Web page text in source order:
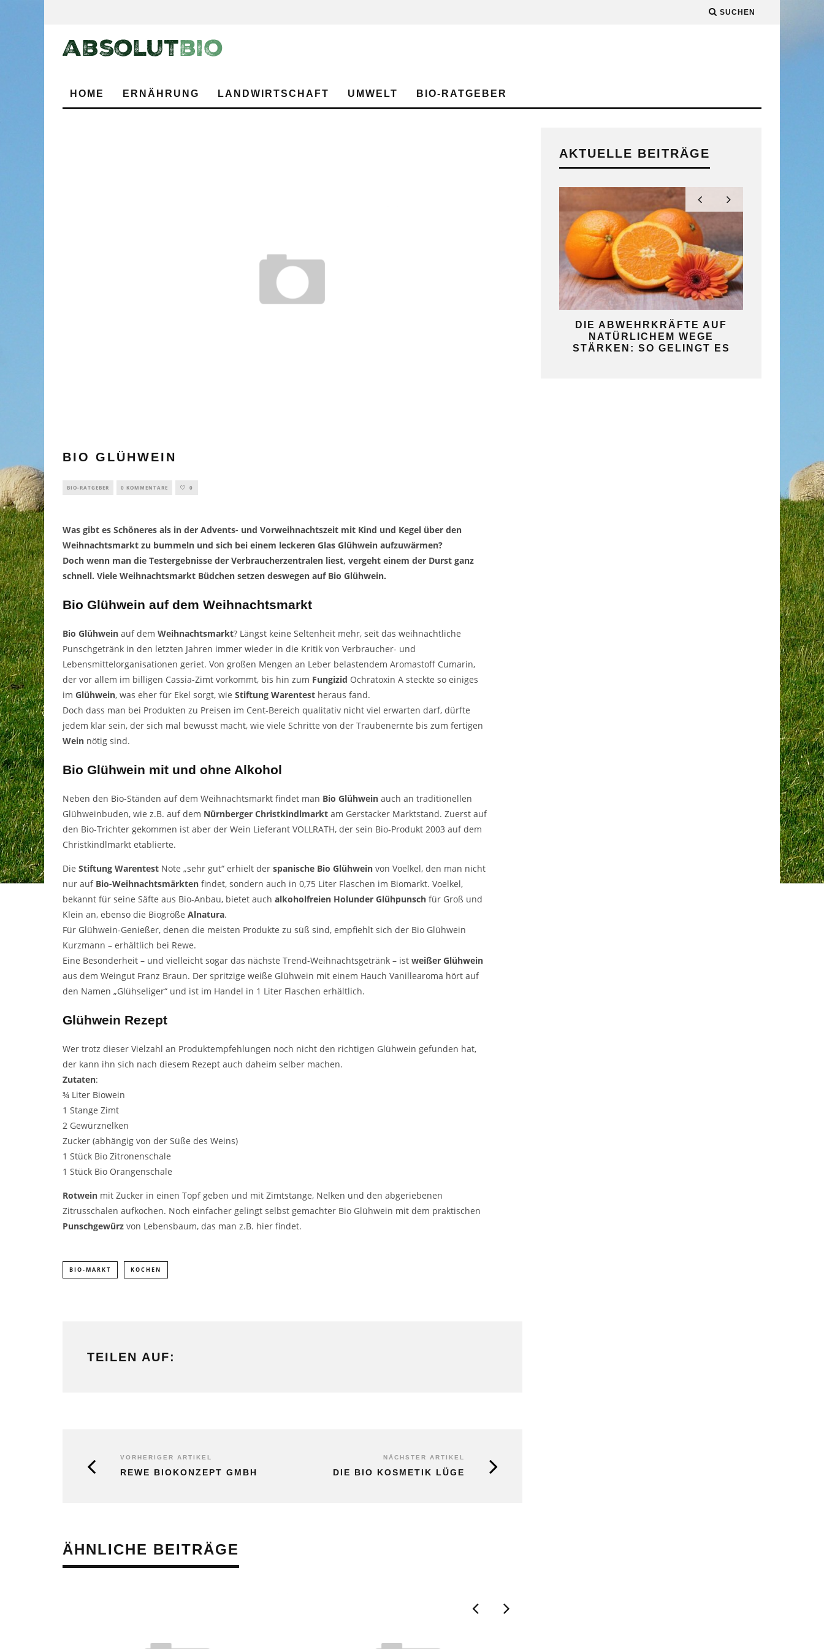
SUCHEN
HOME ERNÄHRUNG LANDWIRTSCHAFT UMWELT BIO-RATGEBER
BIO GLÜHWEIN
BIO-RATGEBER 0 KOMMENTARE 0
Was gibt es Schöneres als in der Advents- und Vorweihnachtszeit mit Kind und Kegel über den
Weihnachtsmarkt zu bummeln und sich bei einem leckeren Glas Glühwein aufzuwärmen?
Doch wenn man die Testergebnisse der Verbraucherzentralen liest, vergeht einem der Durst ganz
schnell. Viele Weihnachtsmarkt Büdchen setzen deswegen auf Bio Glühwein.
Bio Glühwein auf dem Weihnachtsmarkt
Bio Glühwein auf dem Weihnachtsmarkt? Längst keine Seltenheit mehr, seit das weihnachtliche
Punschgetränk in den letzten Jahren immer wieder in die Kritik von Verbraucher- und
Lebensmittelorganisationen geriet. Von großen Mengen an Leber belastendem Aromastoff Cumarin,
der vor allem im billigen Cassia-Zimt vorkommt, bis hin zum Fungizid Ochratoxin A steckte so einiges
im Glühwein, was eher für Ekel sorgt, wie Stiftung Warentest heraus fand.
Doch dass man bei Produkten zu Preisen im Cent-Bereich qualitativ nicht viel erwarten darf, dürfte
jedem klar sein, der sich mal bewusst macht, wie viele Schritte von der Traubenernte bis zum fertigen
Wein nötig sind.
Bio Glühwein mit und ohne Alkohol
Neben den Bio-Ständen auf dem Weihnachtsmarkt findet man Bio Glühwein auch an traditionellen
Glühweinbuden, wie z.B. auf dem Nürnberger Christkindlmarkt am Gerstacker Marktstand. Zuerst auf
den Bio-Trichter gekommen ist aber der Wein Lieferant VOLLRATH, der sein Bio-Produkt 2003 auf dem
Christkindlmarkt etablierte.
Die Stiftung Warentest Note „sehr gut“ erhielt der spanische Bio Glühwein von Voelkel, den man nicht
nur auf Bio-Weihnachtsmärkten findet, sondern auch in 0,75 Liter Flaschen im Biomarkt. Voelkel,
bekannt für seine Säfte aus Bio-Anbau, bietet auch alkoholfreien Holunder Glühpunsch für Groß und
Klein an, ebenso die Biogröße Alnatura.
Für Glühwein-Genießer, denen die meisten Produkte zu süß sind, empfiehlt sich der Bio Glühwein
Kurzmann – erhältlich bei Rewe.
Eine Besonderheit – und vielleicht sogar das nächste Trend-Weihnachtsgetränk – ist weißer Glühwein
aus dem Weingut Franz Braun. Der spritzige weiße Glühwein mit einem Hauch Vanillearoma hört auf
den Namen „Glühseliger“ und ist im Handel in 1 Liter Flaschen erhältlich.
Glühwein Rezept
Wer trotz dieser Vielzahl an Produktempfehlungen noch nicht den richtigen Glühwein gefunden hat,
der kann ihn sich nach diesem Rezept auch daheim selber machen.
Zutaten:
¾ Liter Biowein
1 Stange Zimt
2 Gewürznelken
Zucker (abhängig von der Süße des Weins)
1 Stück Bio Zitronenschale
1 Stück Bio Orangenschale
Rotwein mit Zucker in einen Topf geben und mit Zimtstange, Nelken und den abgeriebenen
Zitrusschalen aufkochen. Noch einfacher gelingt selbst gemachter Bio Glühwein mit dem praktischen
Punschgewürz von Lebensbaum, das man z.B. hier findet.
BIO-MARKT KOCHEN
TEILEN AUF:
VORHERIGER ARTIKEL
REWE BIOKONZEPT GMBH
NÄCHSTER ARTIKEL
DIE BIO KOSMETIK LÜGE
ÄHNLICHE BEITRÄGE
AKTUELLE BEITRÄGE
DIE ABWEHRKRÄFTE AUF
NATÜRLICHEM WEGE
STÄRKEN: SO GELINGT ES